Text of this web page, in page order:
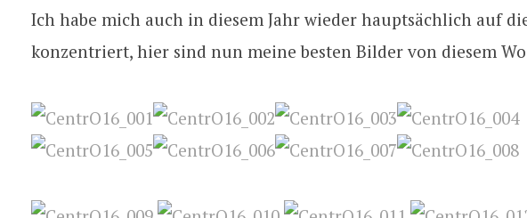
Ich habe mich auch in diesem Jahr wieder hauptsächlich auf
konzentriert, hier sind nun meine besten Bilder von diesem